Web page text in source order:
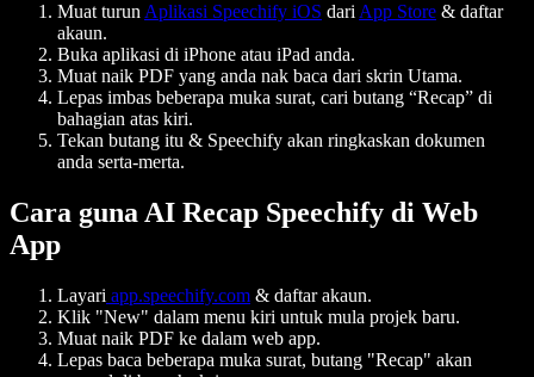
Muat turunAplikasi Speechify iOS dariApp Store & daftar
akaun.
Buka aplikasi di iPhone atau iPad anda.
Muat naik PDF yang anda nak baca dari skrin Utama.
Lepas imbas beberapa muka surat, cari butang “Recap” di
bahagian atas kiri.
Tekan butang itu & Speechify akan ringkaskan dokumen
anda serta-merta.
Cara guna AI Recap Speechify di Web
App
Layari app.speechify.com & daftar akaun.
Klik "New" dalam menu kiri untuk mula projek baru.
Muat naik PDF ke dalam web app.
Lepas baca beberapa muka surat, butang "Recap" akan